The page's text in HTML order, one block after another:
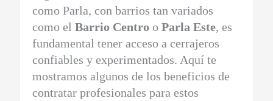
como Parla, con barrios tan variados
como elBarrio Centro oParla Este, es
fundamental tener acceso a cerrajeros
confiables y experimentados. Aquí te
mostramos algunos de los beneficios de
contratar profesionales para estos